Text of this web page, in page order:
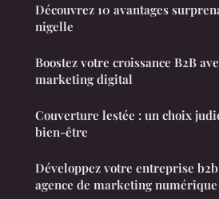
Découvrez 10 avantages
nigelle
Boostez votre croissance B2B
marketing digital
Couverture lestée : un choix
bien-être
Développez votre entreprise
agence de marketing numérique